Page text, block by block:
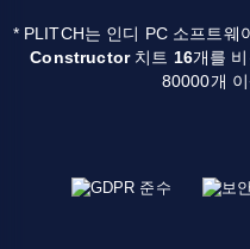
* PLITCH는 인디 PC 소프트웨
Constructor치트 16개를
80000개